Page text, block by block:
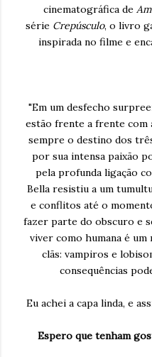
cinematográfica de
série Crepúsculo, o livro
inspirada no filme e
"Em um desfecho
estão frente a frente com
sempre o destino dos
por sua intensa paixão
pela profunda ligação
Bella resistiu a um
e conflitos até o
fazer parte do obscuro e
viver como humana é
clãs: vampiros e
consequências
Eu achei a capa linda, e
Espero que tenham